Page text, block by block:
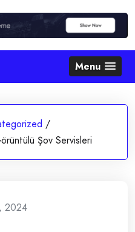
Menu
/
Şov Servisleri
2024